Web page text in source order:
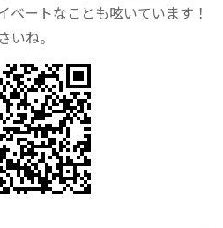
ベートなことも呟いています！
いね。